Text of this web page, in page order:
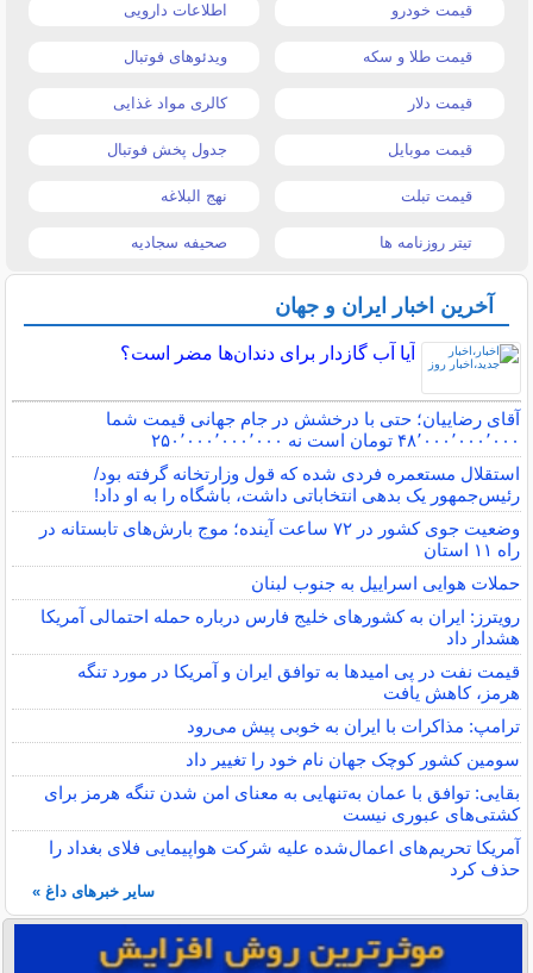
قیمت خودرو اطلاعات دارویی
قیمت طلا و سکه ویدئوهای فوتبال
قیمت دلار کالری مواد غذایی
قیمت موبایل جدول پخش فوتبال
قیمت تبلت نهج البلاغه
تیتر روزنامه ها صحیفه سجادیه
آخرین اخبار ایران و جهان
آیا آب گازدار برای دندان‌ها مضر است؟
آقای رضاییان؛ حتی با درخشش در جام جهانی قیمت شما
۴۸٬۰۰۰٬۰۰۰٬۰۰۰ تومان است نه ۲۵۰٬۰۰۰٬۰۰۰٬۰۰۰
استقلال مستعمره فردی شده که قول وزارتخانه گرفته بود/
رئیس‌جمهور یک بدهی انتخاباتی داشت، باشگاه را به او داد!
وضعیت جوی کشور در ۷۲ ساعت آینده؛ موج بارش‌های تابستانه در
راه ۱۱ استان
حملات هوایی اسراییل به جنوب لبنان
رویترز: ایران به کشورهای خلیج فارس درباره حمله احتمالی آمریکا
هشدار داد
قیمت نفت در پی امیدها به توافق ایران و آمریکا در مورد تنگه
هرمز، کاهش یافت
ترامپ: مذاکرات با ایران به خوبی پیش می‌رود
سومین کشور کوچک جهان نام خود را تغییر داد
بقایی: توافق با عمان به‌تنهایی به معنای امن شدن تنگه هرمز برای
کشتی‌های عبوری نیست
آمریکا تحریم‌های اعمال‌شده علیه شرکت هواپیمایی فلای بغداد را
حذف کرد
سایر خبرهای داغ »